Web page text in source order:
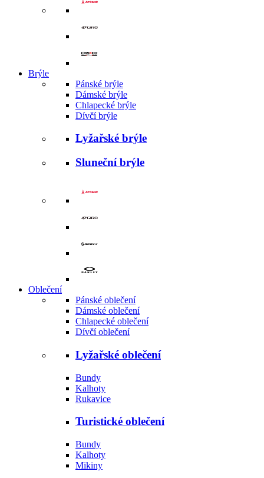
Brýle
Pánské brýle
Dámské brýle
Chlapecké brýle
Dívčí brýle
Lyžařské brýle
Sluneční brýle
Oblečení
Pánské oblečení
Dámské oblečení
Chlapecké oblečení
Dívčí oblečení
Lyžařské oblečení
Bundy
Kalhoty
Rukavice
Turistické oblečení
Bundy
Kalhoty
Mikiny